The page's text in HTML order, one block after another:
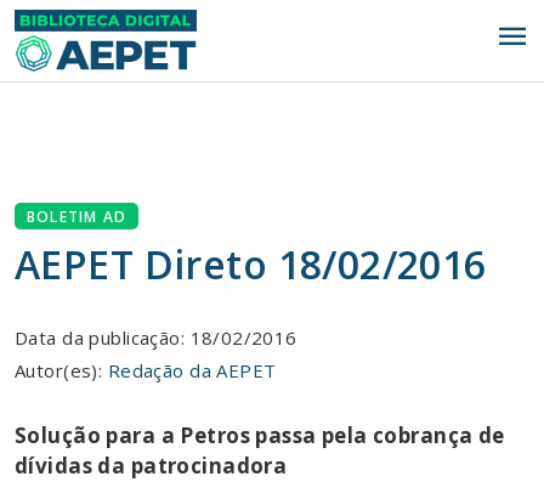
menu
BOLETIM AD
AEPET Direto 18/02/2016
Data da publicação: 18/02/2016
Autor(es): Redação da AEPET
Solução para a Petros passa pela cobrança de
dívidas da patrocinadora